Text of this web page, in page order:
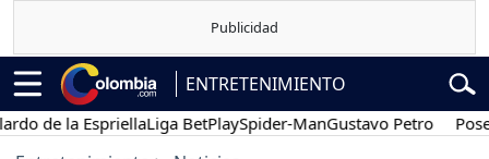
ENTRETENIMIENTO
de la EspriellaLiga BetPlaySpider-ManGustavo Petro